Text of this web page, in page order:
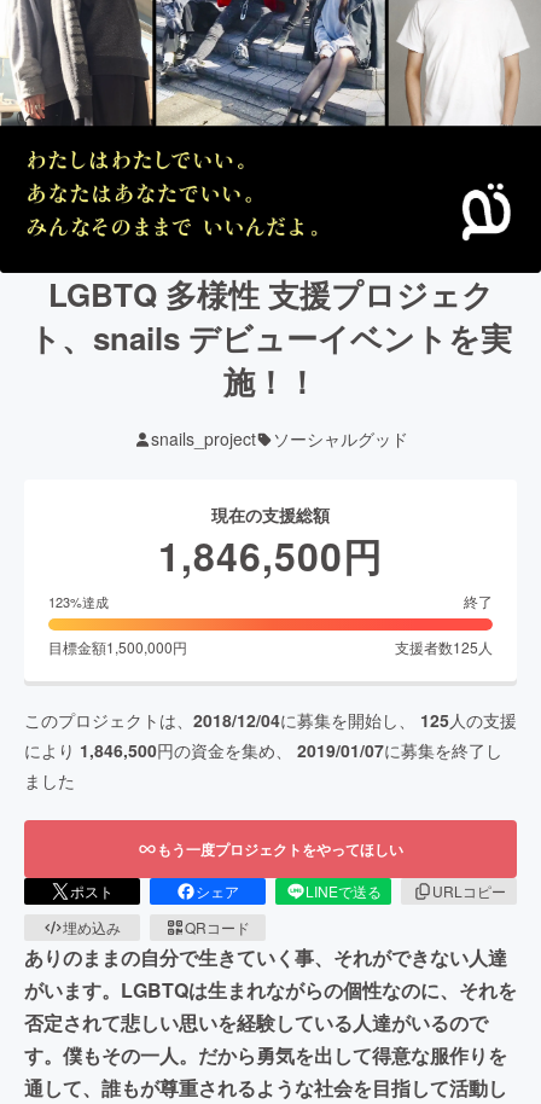
LGBTQ 多様性 支援プロジェク
ト、snails デビューイベントを実
施！！
snails_project ソーシャルグッド
現在の支援総額
1,846,500円
123%達成 終了
目標金額1,500,000円 支援者数125 人
このプロジェクトは、 2018/12/04に募集を開始し、 125人の支援
により 1,846,500円の資金を集め、 2019/01/07に募集を終了し
ました
もう一度プロジェクトをやってほしい
ポスト シェア LINEで送る
URLコピー
埋め込み
QRコード
ありのままの自分で生きていく事、それができない人達
がいます。LGBTQは生まれながらの個性なのに、それを
否定されて悲しい思いを経験している人達がいるので
す。僕もその一人。だから勇気を出して得意な服作りを
通して、誰もが尊重されるような社会を目指して活動し